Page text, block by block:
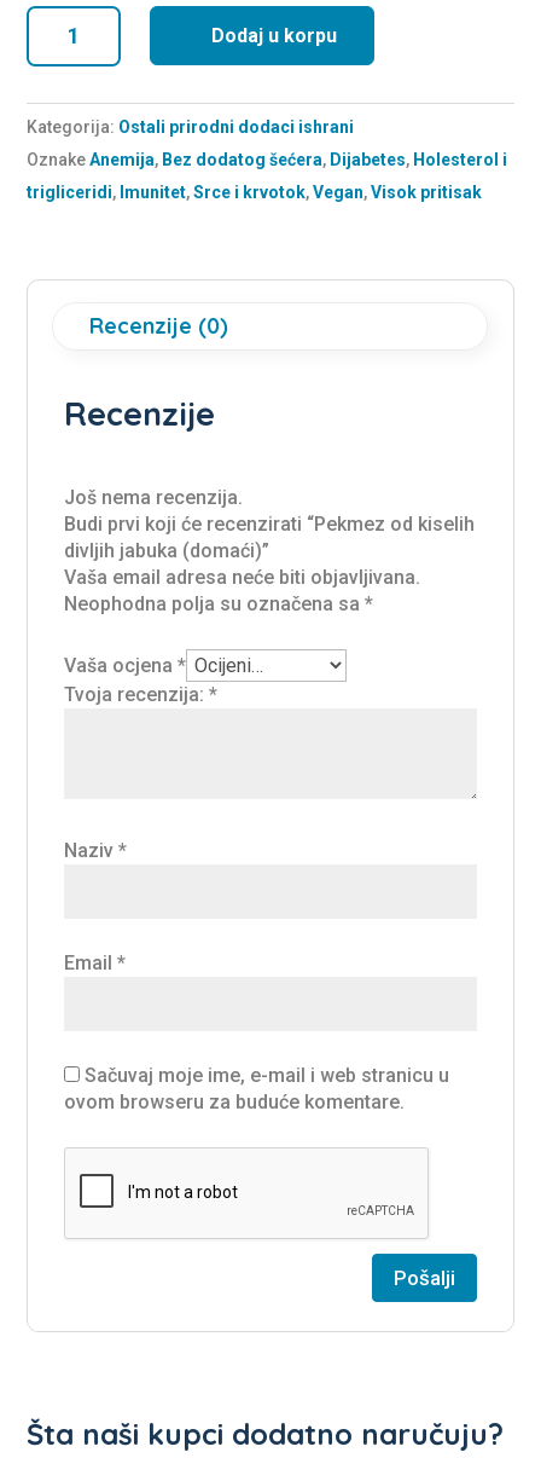
Pekmez
divljih
jabuka
(domaći)
Dodaj u korpu
Kategorija: Ostali prirodni dodaci ishrani
OznakeAnemija, Bez dodatog šećera, Dijabetes, Holesterol i
trigliceridi, Imunitet,Srce i krvotok,Vegan,Visok pritisak
Recenzije (0)
Recenzije
Još nema recenzija.
Budi prvi koji će recenzirati “Pekmez od kiselih
divljih jabuka (domaći)”
Vaša email adresa neće biti objavljivana.
Neophodna polja su označena sa*
Vaša ocjena*
Tvoja recenzija:*
Naziv*
Email*
Sačuvaj moje ime, e-mail i web stranicu u
ovom browseru za buduće komentare.
Šta naši kupci dodatno naručuju?